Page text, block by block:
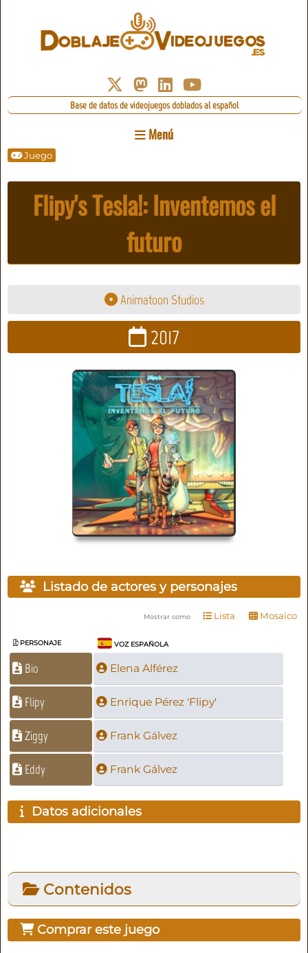
Base de datos de videojuegos doblados al español
Menú
Juego
Flipy's Tesla!: Inventemos el
futuro
Animatoon Studios
2017
Listado de actores y personajes
Mostrar como Lista Mosaico
PERSONAJE VOZ ESPAÑOLA
Bio Elena Alférez
Flipy Enrique Pérez 'Flipy'
Ziggy Frank Gálvez
Eddy Frank Gálvez
Datos adicionales
Contenidos
Comprar este juego